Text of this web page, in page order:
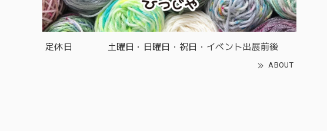
定休日 土曜日・日曜日・祝日・イベント出展前後
ABOUT